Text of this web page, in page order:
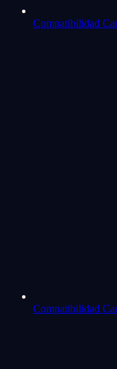
Compatibilidad
Compatibilidad